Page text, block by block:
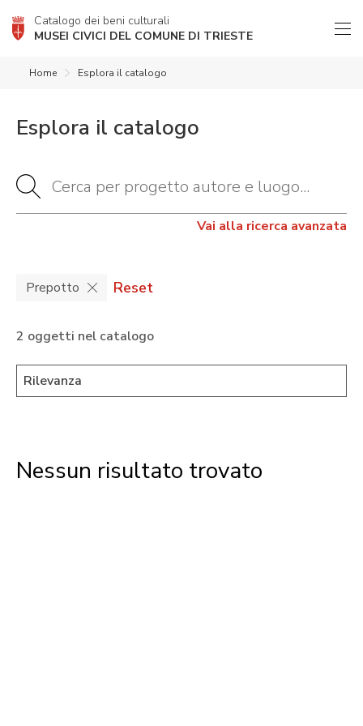
Catalogo dei beni culturali
MUSEI CIVICI DEL COMUNE DI TRIESTE
Home Esplora il catalogo
Esplora il catalogo
Vai alla ricerca avanzata
Prepotto Reset
2 oggetti nel catalogo
Nessun risultato trovato